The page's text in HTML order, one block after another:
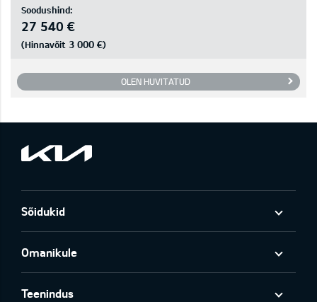
Soodushind:
27 540 €
(Hinnavõit 3 000 €)
OLEN HUVITATUD
Sõidukid
Omanikule
Teenindus